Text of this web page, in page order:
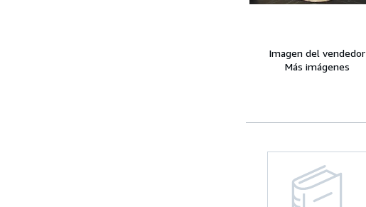
Imagen del vendedor
Más imágenes